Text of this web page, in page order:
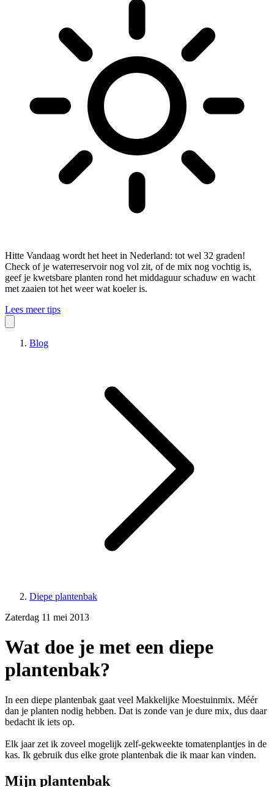
Hitte Vandaag wordt het heet in Nederland: tot wel 32 graden!
Check of je waterreservoir nog vol zit, of de mix nog vochtig is,
geef je kwetsbare planten rond het middaguur schaduw en wacht
met zaaien tot het weer wat koeler is.
Lees meer tips
Blog
Diepe plantenbak
Zaterdag 11 mei 2013
Wat doe je met een diepe
plantenbak?
In een diepe plantenbak gaat veel Makkelijke Moestuinmix. Méér
dan je planten nodig hebben. Dat is zonde van je dure mix, dus daar
bedacht ik iets op.
Elk jaar zet ik zoveel mogelijk zelf-gekweekte tomatenplantjes in de
kas. Ik gebruik dus elke grote plantenbak die ik maar kan vinden.
Mijn plantenbak